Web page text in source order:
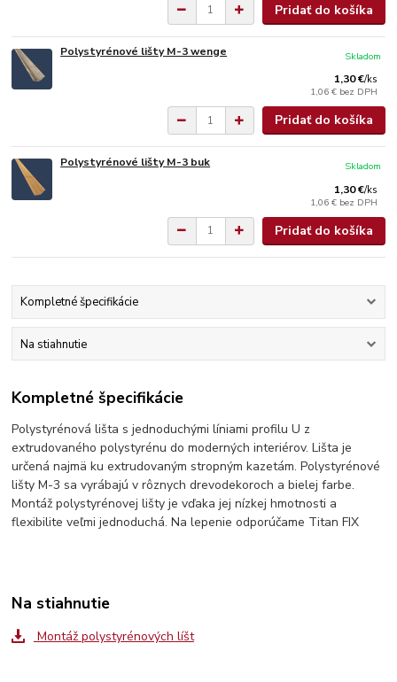
Pridať do košíka
Polystyrénové lišty M-3 wenge
1,30 €/ks
1,06 € bez DPH
Skladom
Pridať do košíka
Polystyrénové lišty M-3 buk
1,30 €/ks
1,06 € bez DPH
Skladom
Pridať do košíka
Kompletné špecifikácie
Na stiahnutie
Kompletné špecifikácie
Polystyrénová lišta s jednoduchými líniami profilu U z
extrudovaného polystyrénu do moderných interiérov. Lišta je
určená najmä ku extrudovaným stropným kazetám. Polystyrénové
lišty M-3 sa vyrábajú v rôznych drevodekoroch a bielej farbe.
Montáž polystyrénovej lišty je vďaka jej nízkej hmotnosti a
flexibilite veľmi jednoduchá. Na lepenie odporúčame Titan FIX
Na stiahnutie
Montáž polystyrénových líšt